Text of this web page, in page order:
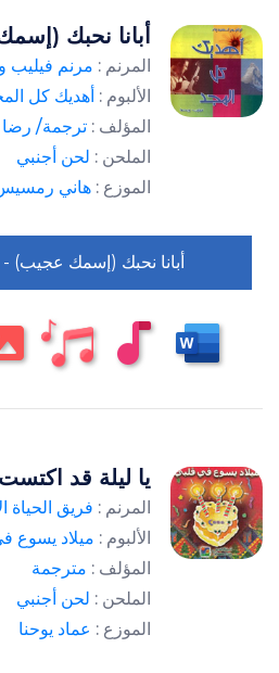
أبانا نحبك (إسمك
المرنم :مرنم فيليب ويصا
الألبوم :أهديك كل المجد
المؤلف :ترجمة/ رضا
الملحن :لحن أجنبي
الموزع :هاني رمسيس
أبانا نحبك (إسمك عجيب) - أهديك
يا ليلة قد اكتست بنور
المرنم :فريق الحياة الأفضل
الألبوم :ميلاد يسوع في قلبي
المؤلف :مترجمة
الملحن :لحن أجنبي
الموزع :عماد يوحنا